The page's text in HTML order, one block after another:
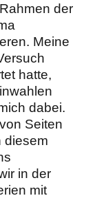
der
Meine
hatte,
dabei.
Seiten
diesem
in der
mit